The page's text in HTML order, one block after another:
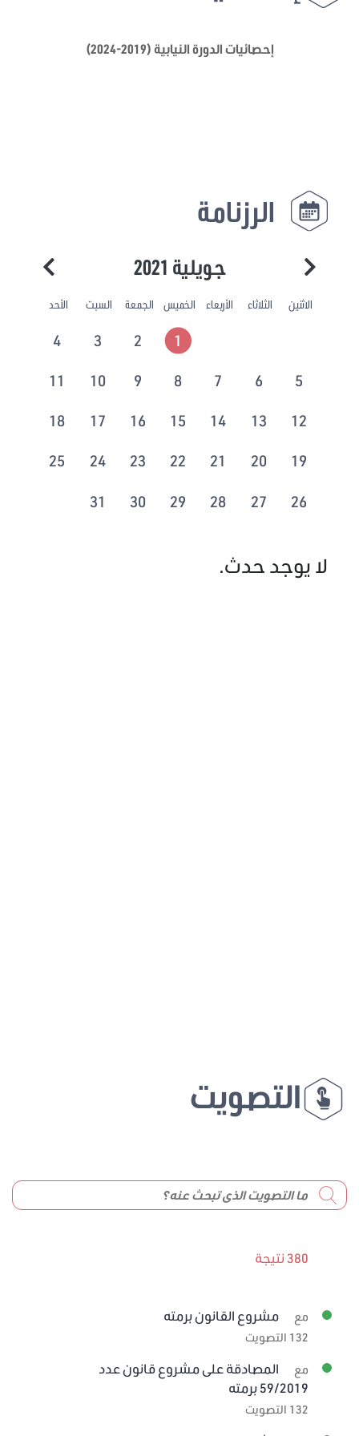
إحصائيات الدورة النيابية (2019-2024)
الرزنامة
جويلية 2021
الاثنين الثلاثاء الأربعاء الخميس الجمعة السبت الأحد
1
2
3
4
5
6
7
8
9
10
11
12
13
14
15
16
17
18
19
20
21
22
23
24
25
26
27
28
29
30
31
لا يوجد حدث.
التصويت
380 نتيجة
مع مشروع القانون برمته
132 التصويت
مع
المصادقة على مشروع قانون عدد
59/2019 برمته
132 التصويت